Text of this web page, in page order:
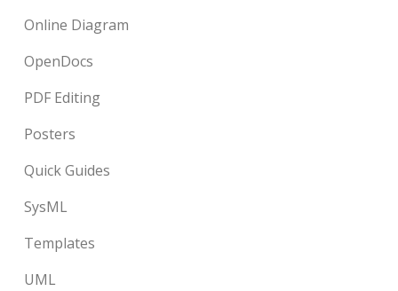
Online Diagram
OpenDocs
PDF Editing
Posters
Quick Guides
SysML
Templates
UML